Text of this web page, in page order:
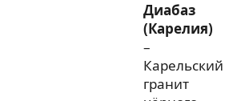
Диабаз
(Карелия)
–
Карельский
гранит